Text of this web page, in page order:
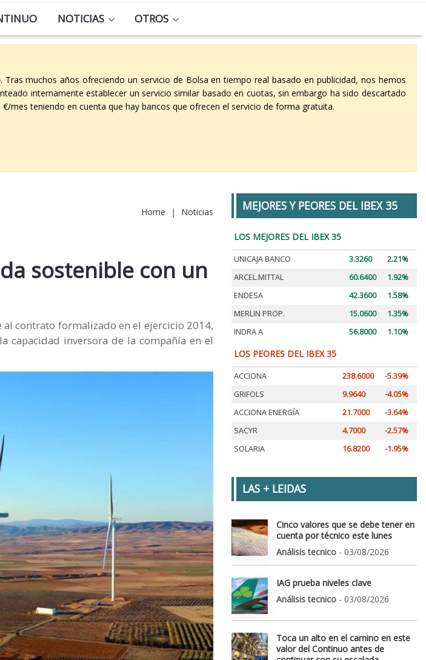
NOTICIAS OTROS
. Tras muchos años ofreciendo un servicio de Bolsa en tiempo real basado en publicidad, nos hemos
internamente establecer un servicio similar basado en cuotas, sin embargo ha sido descartado
mes teniendo en cuenta que hay bancos que ofrecen el servicio de forma gratuita.
Home | Noticias
sostenible con un
contrato formalizado en el ejercicio 2014,
capacidad inversora de la compañía en el
MEJORES Y PEORES DEL IBEX 35
LOS MEJORES DEL IBEX 35
UNICAJA BANCO 3.3260
2.21%
ARCEL.MITTAL
60.6400
1.92%
ENDESA
42.3600
1.58%
MERLIN PROP.
15.0600
1.35%
INDRA A
56.8000 1.10%
LOS PEORES DEL IBEX 35
ACCIONA 238.6000
-5.39%
GRIFOLS
9.9640
-4.05%
ACCIONA ENERGÍA
21.7000
-3.64%
SACYR
4.7000
-2.57%
SOLARIA
16.8200 -1.95%
LAS + LEIDAS
Cinco valores que se debe tener en
cuenta por técnico este lunes
Análisis tecnico - 03/08/2026
IAG prueba niveles clave
Análisis tecnico - 03/08/2026
Toca un alto en el camino en este
valor del Continuo antes de